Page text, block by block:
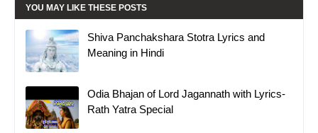
YOU MAY LIKE THESE POSTS
Shiva Panchakshara Stotra Lyrics and
Meaning in Hindi
Odia Bhajan of Lord Jagannath with Lyrics-
Rath Yatra Special